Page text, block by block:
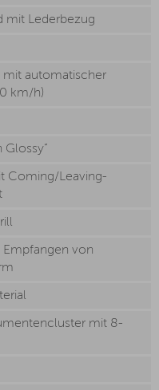
mit Lederbezug
mit automatischer
km/h)
Coming/Leaving-
von
mit 8-